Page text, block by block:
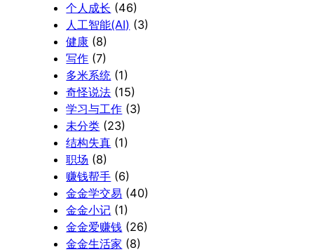
个人成长 (46)
人工智能(AI) (3)
健康 (8)
写作 (7)
多米系统 (1)
奇怪说法 (15)
学习与工作 (3)
未分类 (23)
结构失真 (1)
职场 (8)
赚钱帮手 (6)
金金学交易 (40)
金金小记 (1)
金金爱赚钱 (26)
金金生活家 (8)